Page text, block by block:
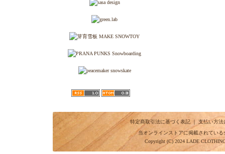
特定商取引法に基づく表記｜ 支払い方法
当オンラインストアに掲載されてい
Copyright (C) 2024 LADE